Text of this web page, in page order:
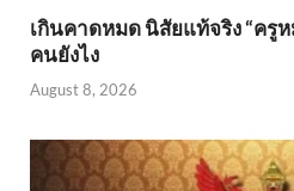
เกินคาดหมด นิสัยแท้จริง “ครูห
คนยังไง
August 8, 2026